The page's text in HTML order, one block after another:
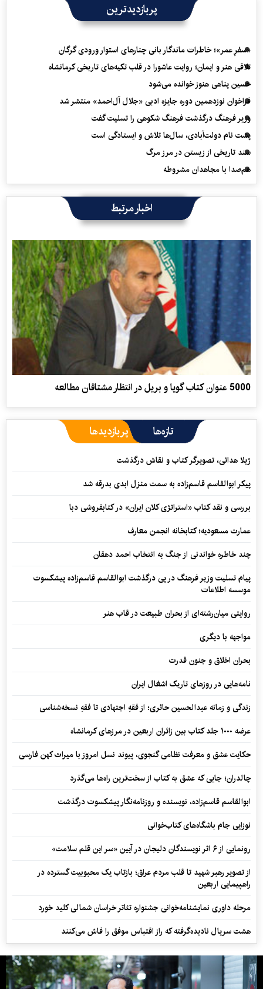
پربازدیدترین
«سفرِ عمر»؛ خاطرات ماندگار بانی چنارهای استوار ورودی گرگان
تلاقی هنر و ایمان؛ روایت عاشورا در قلب تکیه‌های تاریخی کرمانشاه
حسین پناهی هنوز خوانده می‌شود
فراخوان نوزدهمین دوره جایزه ادبی «جلال آل‌احمد» منتشر شد
وزیر فرهنگ درگذشت فرهنگ شکوهی را تسلیت گفت
پشت نام دولت‌آبادی، سال‌ها تلاش و ایستادگی است
سند تاریخی از زیستن در مرز مرگ
هم‌صدا با مجاهدان مشروطه
اخبار مرتبط
5000 عنوان كتاب گويا و بريل در انتظار مشتاقان مطالعه
تازه‌ها پربازدیدها
ژیلا هدائی، تصویرگر کتاب و نقاش درگذشت
پیکر ابوالقاسم قاسم‌زاده به سمت منزل ابدی بدرقه شد
بررسی و نقد کتاب «استراتژی کلان ایران» در کتابفروشی دبا
عمارت مسعودیه؛ کتابخانه انجمن معارف
چند خاطره خواندنی از جنگ به انتخاب احمد دهقان
پیام تسلیت وزیر فرهنگ در پی درگذشت ابوالقاسم قاسم‌زاده پیشکسوت
موسسه اطلاعات
روایتی میان‌رشته‌ای از بحران طبیعت در قاب هنر
مواجهه با دیگری
بحران اخلاق و جنون قدرت
نامه‌هایی در روزهای تاریک اشغال ایران
زندگی و زمانه عبدالحسین حائری؛ از فقهِ اجتهادی تا فقهِ نسخه‌شناسی
عرضه ۱۰۰۰ جلد کتاب بین زائران اربعین در مرزهای کرمانشاه
حکایت عشق و معرفت نظامی گنجوی، پیوند نسل امروز با میراث کهن فارسی
چالدران؛ جایی که عشق به کتاب از سخت‌ترین راه‌ها می‌گذرد
ابوالقاسم قاسم‌زاده، نویسنده و روزنامه‌نگار پیشکسوت درگذشت
نوزایی جام باشگاه‌های کتاب‌خوانی
رونمایی از ۶ اثر نویسندگان دلیجان در آیین «سر این قلم سلامت»
از تصویر رهبر شهید تا قلب مردم عراق؛ بازتاب یک محبوبیت گسترده در
راهپیمایی اربعین
مرحله داوری نمایشنامه‌خوانی جشنواره تئاتر خراسان شمالی کلید خورد
هشت سریال نادیده‌گرفته که راز اقتباس موفق را فاش می‌کنند